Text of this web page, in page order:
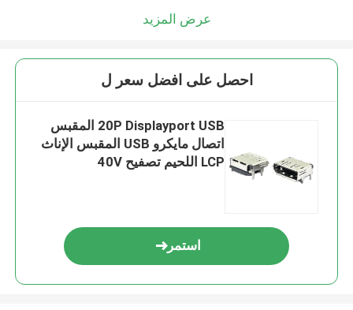
عرض المزيد
احصل على افضل سعر ل
20P Displayport USB المقبس
اتصال مايكرو USB المقبس الإناث
LCP اللحيم تصفيح 40V
استمر